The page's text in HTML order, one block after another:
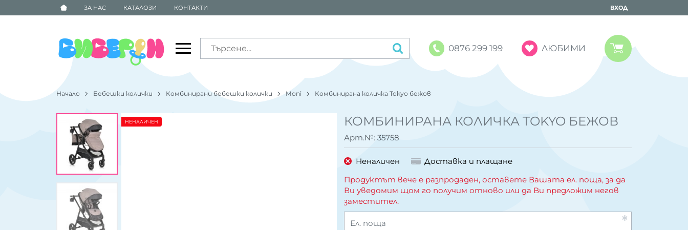
ЗА НАС КАТАЛОЗИ КОНТАКТИ ВХОД
0876 299 199 ЛЮБИМИ
Начало Бебешки колички Комбинирани бебешки колички Moni Комбинирана количка Tokyo бежов
КОМБИНИРАНА КОЛИЧКА TOKYO БЕЖОВ
Арт.№: 35758
НЕНАЛИЧЕН
Неналичен
Доставка и плащане
Продуктът вече е разпродаден, оставете Вашата ел. поща, за да
Ви уведомим щом го получим отново или да Ви предложим негов
заместител.
Ел. поща